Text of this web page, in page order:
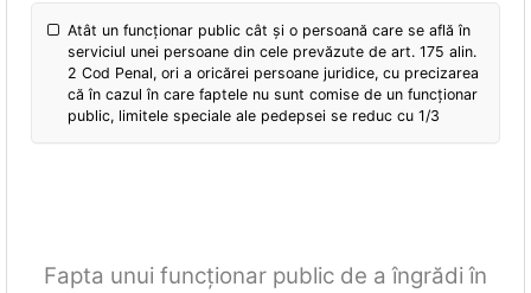
Atât un funcționar public cât și o persoană care se află în
serviciul unei persoane din cele prevăzute de art. 175 alin.
2 Cod Penal, ori a oricărei persoane juridice, cu precizarea
că în cazul în care faptele nu sunt comise de un funcționar
public, limitele speciale ale pedepsei se reduc cu 1/3
Fapta unui funcționar public de a îngrădi în